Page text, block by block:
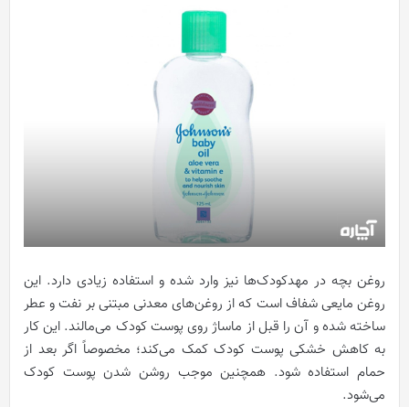
روغن بچه در مهدکودک‌ها نیز وارد شده و استفاده زیادی دارد. این
روغن مایعی شفاف است که از روغن‌های معدنی مبتنی بر نفت و عطر
ساخته شده و آن را قبل از ماساژ روی پوست کودک می‌مالند. این کار
به کاهش خشکی پوست کودک کمک می‌کند؛ مخصوصاً اگر بعد از
حمام استفاده شود. همچنین موجب روشن شدن پوست کودک
می‌شود.